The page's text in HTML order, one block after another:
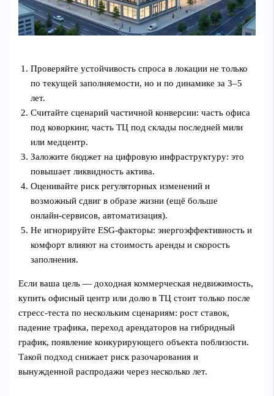
Проверяйте устойчивость спроса в локации не только
по текущей заполняемости, но и по динамике за 3–5
лет.
Считайте сценарий частичной конверсии: часть офиса
под коворкинг, часть ТЦ под склады последней мили
или медцентр.
Заложите бюджет на цифровую инфраструктуру: это
повышает ликвидность актива.
Оценивайте риск регуляторных изменений и
возможный сдвиг в образе жизни (ещё больше
онлайн‑сервисов, автоматизация).
Не игнорируйте ESG‑факторы: энергоэффективность и
комфорт влияют на стоимость аренды и скорость
заполнения.
Если ваша цель — доходная коммерческая недвижимость,
купить офисный центр или долю в ТЦ стоит только после
стресс‑теста по нескольким сценариям: рост ставок,
падение трафика, переход арендаторов на гибридный
график, появление конкурирующего объекта поблизости.
Такой подход снижает риск разочарования и
вынужденной распродажи через несколько лет.